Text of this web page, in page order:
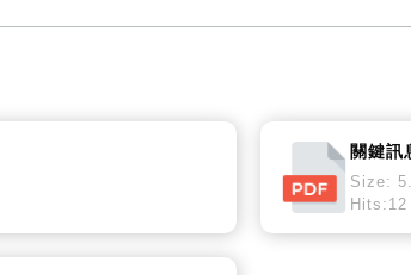
關鍵訊
Size:
Hits:12